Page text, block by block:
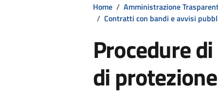
Home / Amministrazione
/ Contratti con bandi e avvisi
Procedure
di